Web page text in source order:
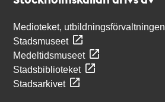
Medioteket, utbildningsförvaltningen
Stadsmuseet
Medeltidsmuseet
Stadsbiblioteket
Stadsarkivet